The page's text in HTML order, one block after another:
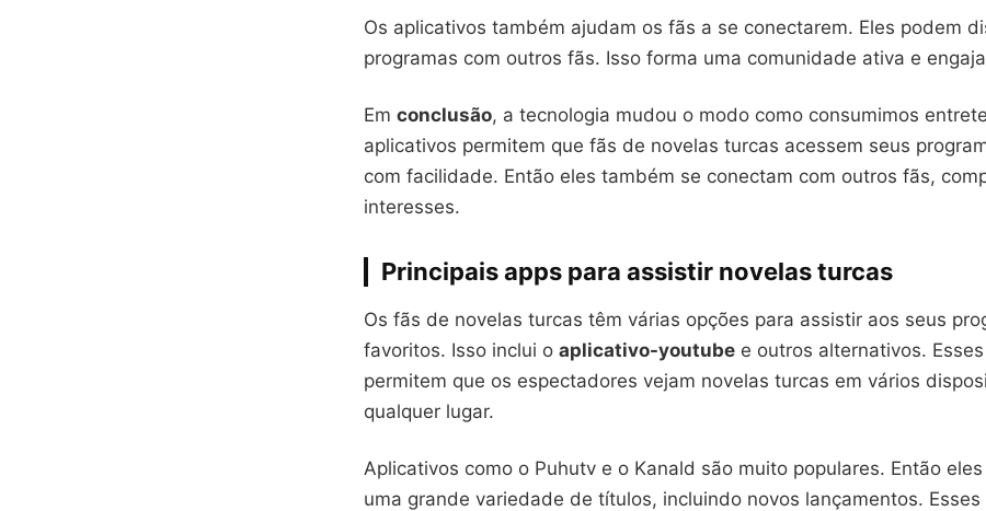
Os aplicativos também ajudam os fãs a se conectarem. Eles podem
programas com outros fãs. Isso forma uma comunidade ativa e
Em conclusão, a tecnologia mudou o modo como consumimos
aplicativos permitem que fãs de novelas turcas acessem seus
com facilidade. Então eles também se conectam com outros fãs,
interesses.
Principais apps para assistir novelas turcas
Os fãs de novelas turcas têm várias opções para assistir aos seus
favoritos. Isso inclui o aplicativo-youtube e outros alternativos.
permitem que os espectadores vejam novelas turcas em vários
qualquer lugar.
Aplicativos como o Puhutv e o Kanald são muito populares. Então
uma grande variedade de títulos, incluindo novos lançamentos. Esses